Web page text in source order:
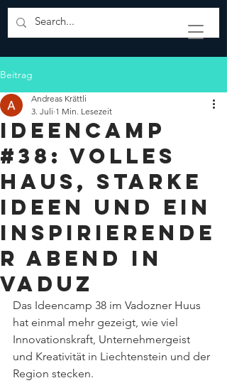
Beitrag
Ideencamp
#38: Volles
Haus, starke
Ideen und ein
inspirierende
r Abend in
Vaduz
Andreas Krättli
3. Juli 1 Min. Lesezeit
Das Ideencamp 38 im Vadozner Huus
hat einmal mehr gezeigt, wie viel
Innovationskraft, Unternehmergeist
und Kreativität in Liechtenstein und der
Region stecken.